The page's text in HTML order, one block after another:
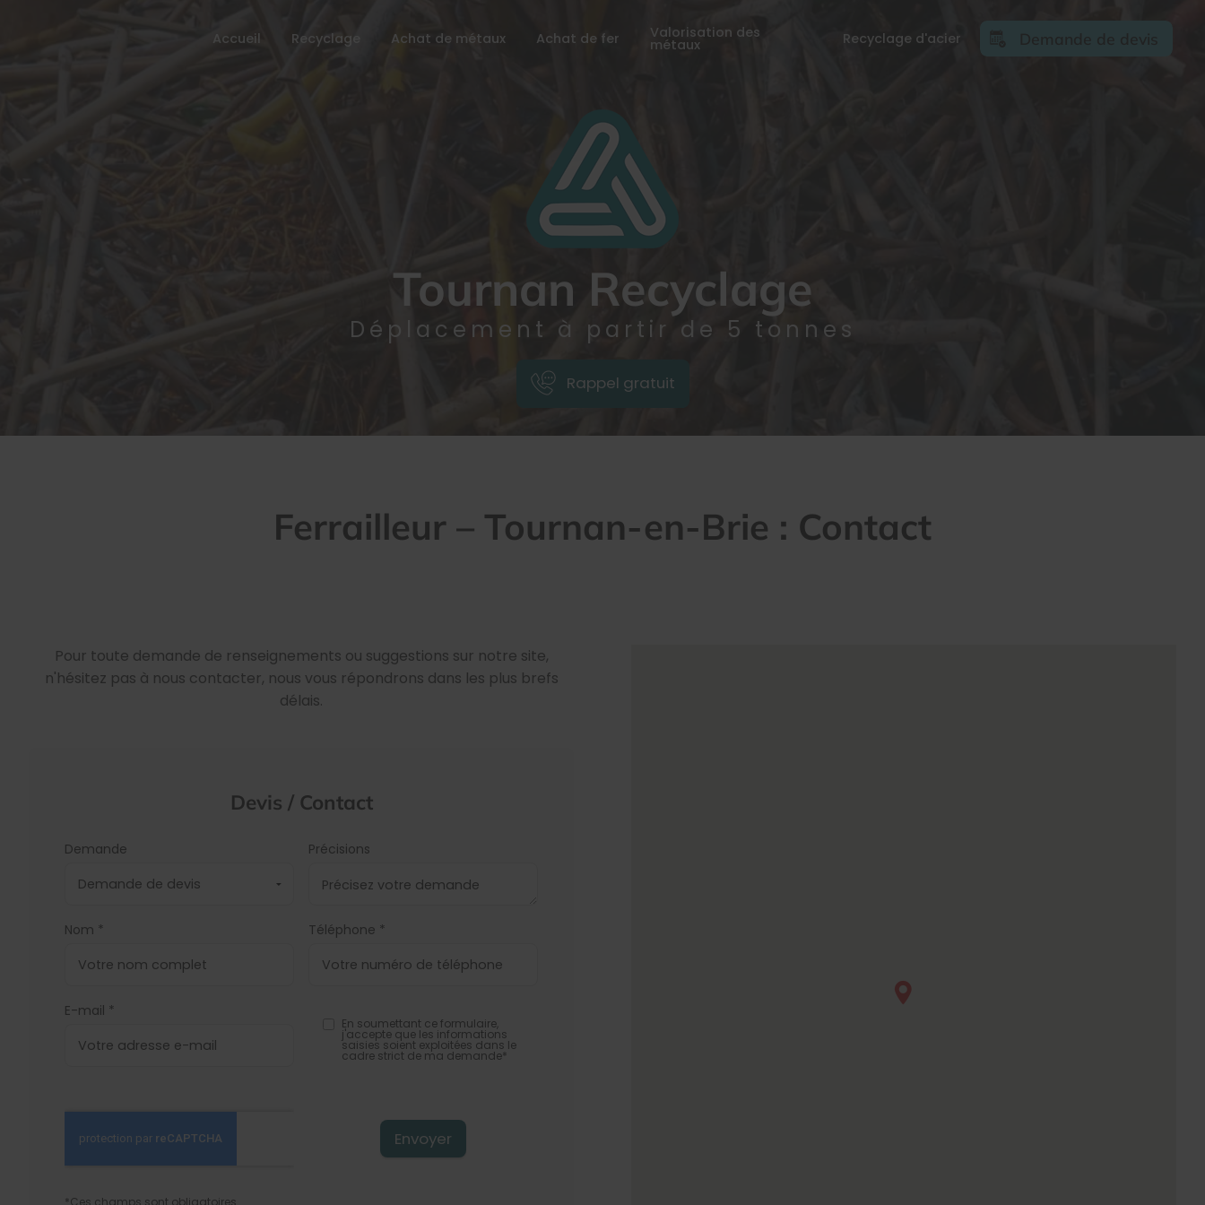
Tournan Recyclage
Déplacement à partir de 5 tonnes
Rappel gratuit
Accueil Recyclage Achat de métaux Achat de fer Valorisation des
métaux Recyclage d'acier
Ferrailleur – Tournan-en-Brie : Contact
Pour toute demande de renseignements ou suggestions sur notre site,
n'hésitez pas à nous contacter, nous vous répondrons dans les plus brefs
délais.
Devis / Contact
Demande Précisions
Nom * Téléphone *
E-mail *
En soumettant ce formulaire,
j'accepte que les informations
saisies soient exploitées dans le
cadre strict de ma demande*